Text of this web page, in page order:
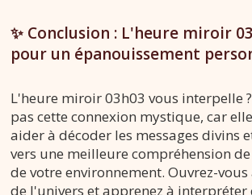
✨ Conclusion : L'heure miroir
pour un épanouissement
L'heure miroir 03h03 vous interpelle
pas cette connexion mystique, car
aider à décoder les messages divins
vers une meilleure compréhension
de votre environnement. Ouvrez-vous
de l'univers et apprenez à interpréter